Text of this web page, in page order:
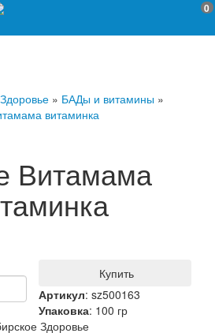
0
» БАДы и витамины »
витаминка
Витамама
Купить
Артикул: sz500163
Упаковка: 100 гр
Здоровье